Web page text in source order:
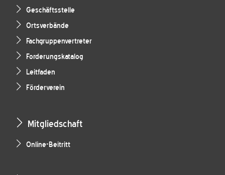
Geschäftsstelle
Ortsverbände
Fachgruppenvertreter
Forderungskatalog
Leitfaden
Förderverein
Mitgliedschaft
Online-Beitritt